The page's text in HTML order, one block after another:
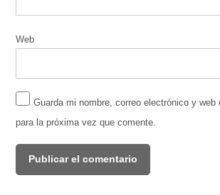
Web
Guarda mi nombre, correo electrónico y web
para la próxima vez que comente.